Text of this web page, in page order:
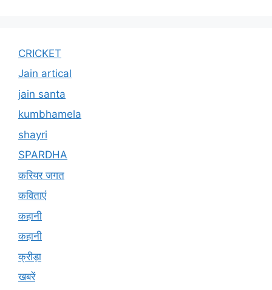
CRICKET
Jain artical
jain santa
kumbhamela
shayri
SPARDHA
करियर जगत
कविताएं
कहानी
कहानी
क्रीड़ा
खबरें